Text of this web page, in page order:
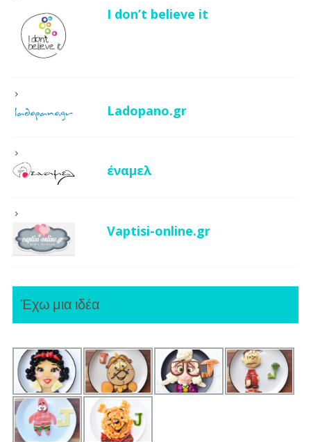
I don’t believe it
Ladopano.gr
έναμελ
Vaptisi-online.gr
Έχω μια ιδέα